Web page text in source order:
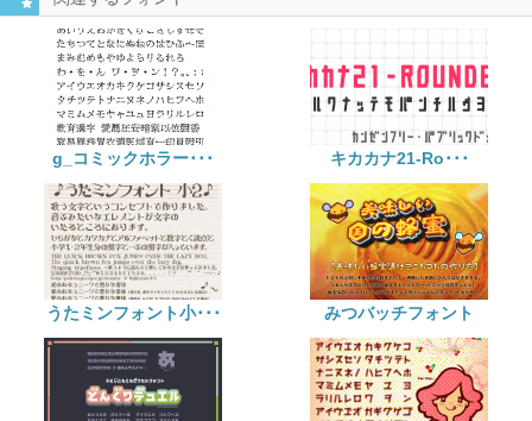
g_コミックホラー･･･ キカカナ21-Ro･･･
うたミンフォント小･･･ みつバッチフォント